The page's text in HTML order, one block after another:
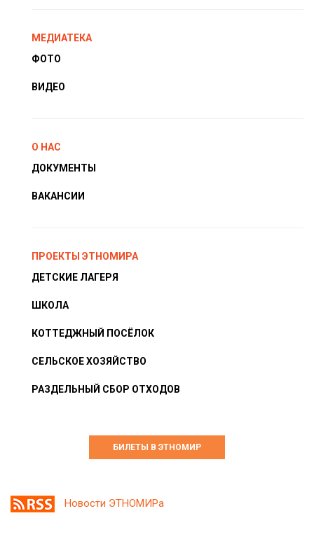
МЕДИАТЕКА
ФОТО
ВИДЕО
О НАС
ДОКУМЕНТЫ
ВАКАНСИИ
ПРОЕКТЫ ЭТНОМИРА
ДЕТСКИЕ ЛАГЕРЯ
ШКОЛА
КОТТЕДЖНЫЙ ПОСЁЛОК
СЕЛЬСКОЕ ХОЗЯЙСТВО
РАЗДЕЛЬНЫЙ СБОР ОТХОДОВ
БИЛЕТЫ В ЭТНОМИР
Новости ЭТНОМИРа